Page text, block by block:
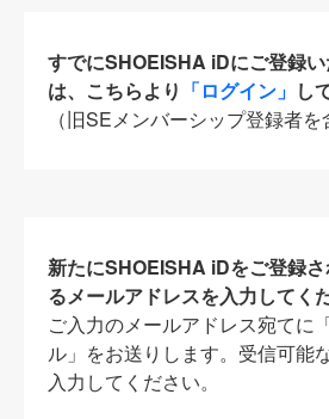
すでにSHOEISHA iDにご登録
は、こちらより 「ログイン」 し
（旧SEメンバーシップ登録者を
新たにSHOEISHA iDをご登録
るメールアドレスを入力してく
ご入力のメールアドレス宛てに
ル」をお送りします。受信可能
入力してください。